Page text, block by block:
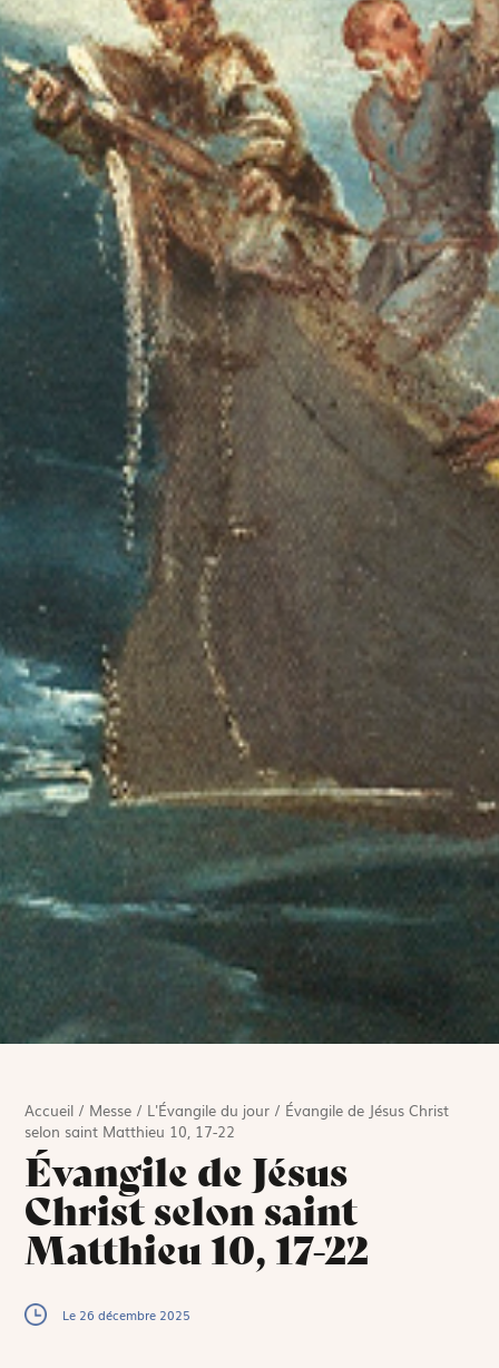
Accueil / Messe / L'Évangile du jour / Évangile de Jésus Christ
selon saint Matthieu 10, 17-22
Évangile de Jésus
Christ selon saint
Matthieu 10, 17-22
Le 26 décembre 2025